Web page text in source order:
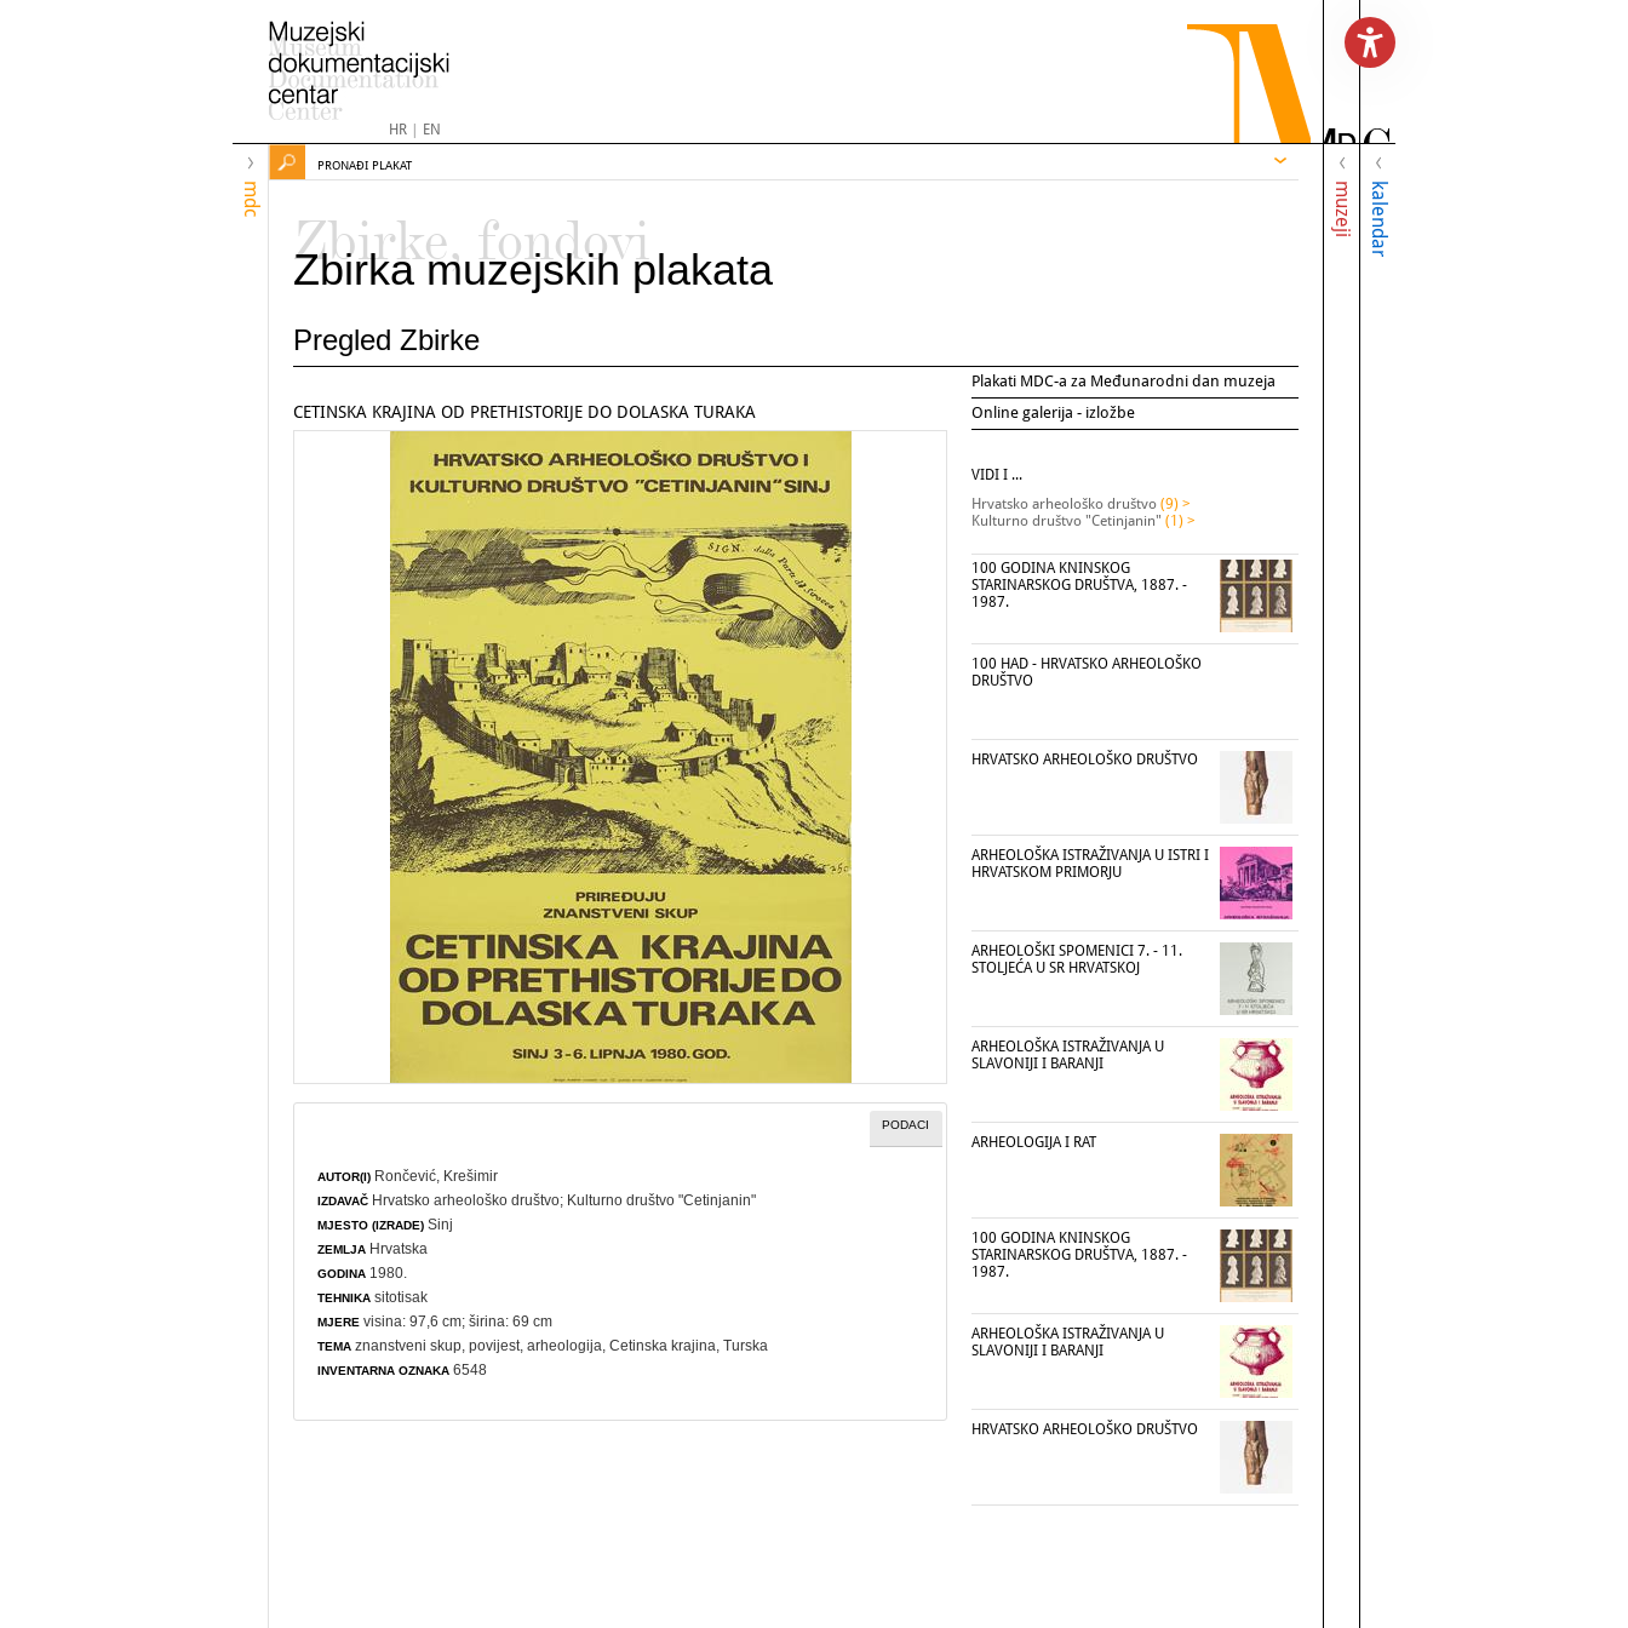
HR| EN
mdc muzeji kalendar
PRONAĐI PLAKAT
Zbirke, fondovi
Zbirka muzejskih plakata
Pregled Zbirke
Plakati MDC-a za Međunarodni dan muzeja
Online galerija - izložbe
CETINSKA KRAJINA OD PRETHISTORIJE DO DOLASKA TURAKA
PODACI
AUTOR(I) Rončević, Krešimir
IZDAVAČ Hrvatsko arheološko društvo; Kulturno društvo "Cetinjanin"
MJESTO (IZRADE) Sinj
ZEMLJA Hrvatska
GODINA 1980.
TEHNIKA sitotisak
MJERE visina: 97,6 cm; širina: 69 cm
TEMA znanstveni skup ,povijest ,arheologija , Cetinska krajina, Turska
INVENTARNA OZNAKA 6548
VIDI I ...
Hrvatsko arheološko društvo (9) >
Kulturno društvo "Cetinjanin" (1) >
100 GODINA KNINSKOG
STARINARSKOG DRUŠTVA, 1887. -
1987.
100 HAD - HRVATSKO ARHEOLOŠKO
DRUŠTVO
HRVATSKO ARHEOLOŠKO DRUŠTVO
ARHEOLOŠKA ISTRAŽIVANJA U ISTRI I
HRVATSKOM PRIMORJU
ARHEOLOŠKI SPOMENICI 7. - 11.
STOLJEĆA U SR HRVATSKOJ
ARHEOLOŠKA ISTRAŽIVANJA U
SLAVONIJI I BARANJI
ARHEOLOGIJA I RAT
100 GODINA KNINSKOG
STARINARSKOG DRUŠTVA, 1887. -
1987.
ARHEOLOŠKA ISTRAŽIVANJA U
SLAVONIJI I BARANJI
HRVATSKO ARHEOLOŠKO DRUŠTVO